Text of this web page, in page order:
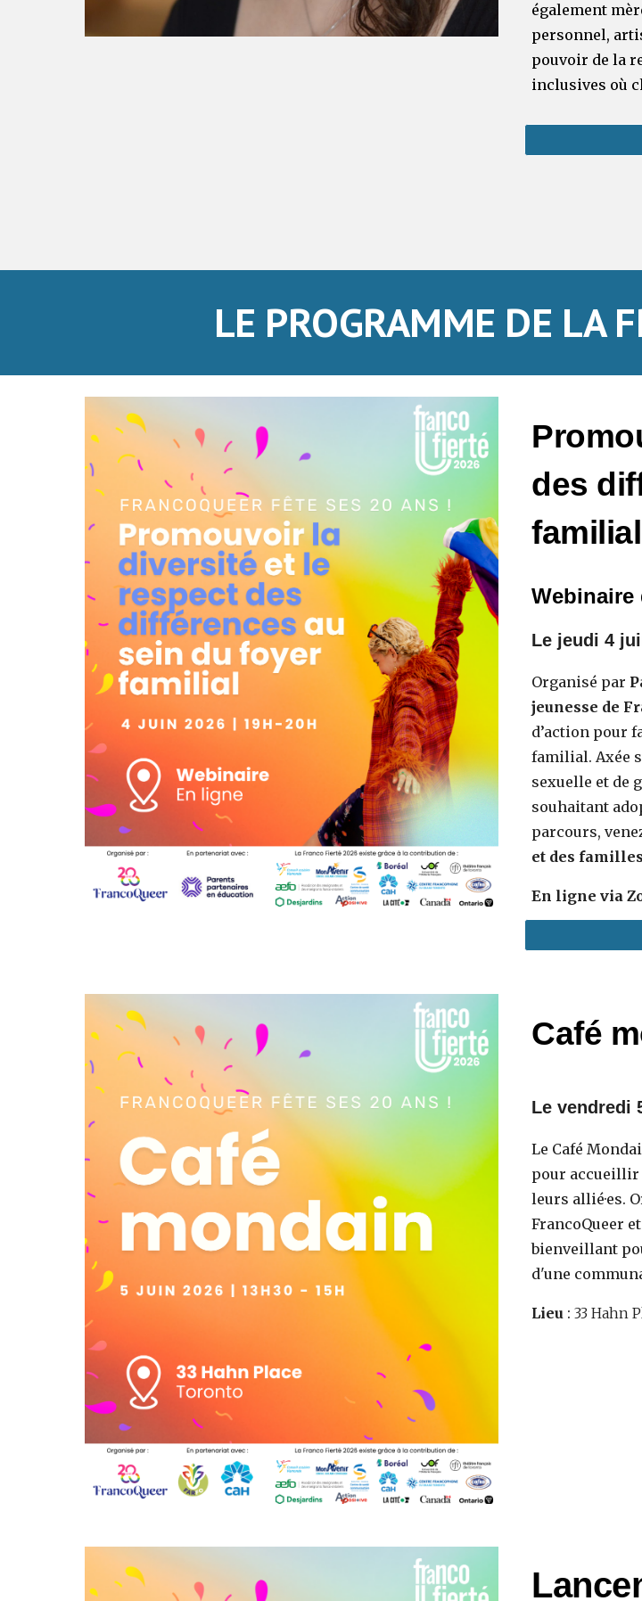
également
personnel,
pouvoir de la
inclusives où
LE PROGRAMME DE LA
des
familial
Le jeudi 4
Organisé par
jeunesse de
d’action pour
familial. Axée
sexuelle et de
souhaitant
parcours,
et des
En ligne via
Café
Levendredi
Le Café
pour accueillir
leurs allié·es.
FrancoQueer
bienveillant
d'une
Lieu : 33 Hahn